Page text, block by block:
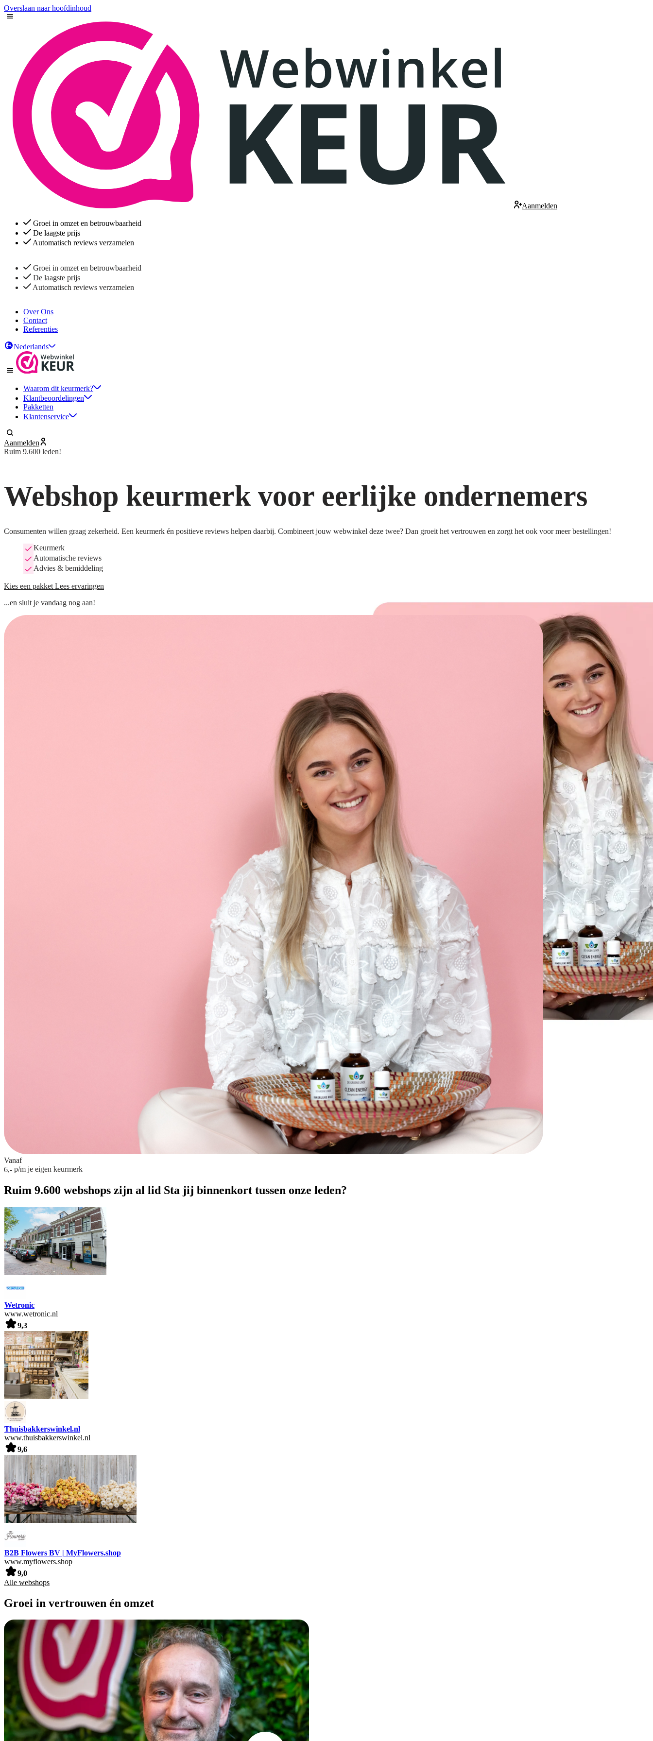
Overslaan naar hoofdinhoud
Aanmelden
Groei in omzet en betrouwbaarheid
De laagste prijs
Automatisch reviews verzamelen
Groei in omzet en betrouwbaarheid
De laagste prijs
Automatisch reviews verzamelen
Over Ons
Contact
Referenties
Nederlands
Waarom dit keurmerk?
Klantbeoordelingen
Pakketten
Klantenservice
Aanmelden
Ruim 9.600 leden!
Webshop keurmerk voor eerlijke ondernemers
Consumenten willen graag zekerheid. Een keurmerk én positieve reviews helpen daarbij. Combineert jouw webwinkel deze twee? Dan groeit het vertrouwen en zorgt het ook voor meer bestellingen!
Keurmerk
Automatische reviews
Advies & bemiddeling
Kies een pakket Lees ervaringen
...en sluit je vandaag nog aan!
Vanaf
6,- p/m je eigen keurmerk
Ruim 9.600 webshops zijn al lid Sta jij binnenkort tussen onze leden?
Wetronic
www.wetronic.nl
9,3
Thuisbakkerswinkel.nl
www.thuisbakkerswinkel.nl
9,6
B2B Flowers BV | MyFlowers.shop
www.myflowers.shop
9,0
Alle webshops
Groei in vertrouwen én omzet